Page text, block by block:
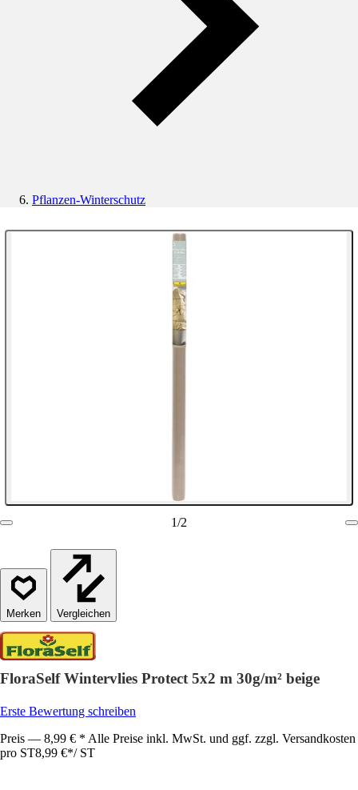
Pflanzen-Winterschutz
1/2
Vergleichen
FloraSelf Wintervlies Protect 5x2 m 30g/m² beige
Erste Bewertung schreiben
Preis — 8,99 € * Alle Preise inkl. MwSt. und ggf. zzgl. Versandkosten
pro ST8,99 €*/ ST